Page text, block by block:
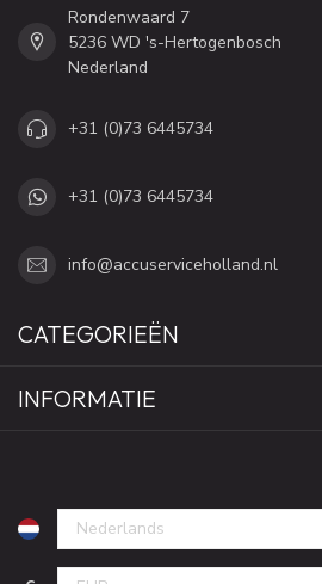
Rondenwaard 7
5236 WD 's-Hertogenbosch
Nederland
+31 (0)73 6445734
+31 (0)73 6445734
info@accuserviceholland.nl
CATEGORIEËN
INFORMATIE